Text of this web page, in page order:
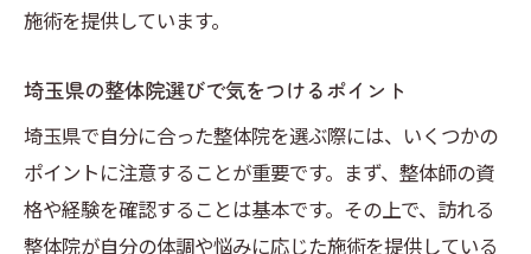
整体を定期的に受けることの重要性
整体を続けることで得られる長期的効果
整体と食生活の見直しのすすめ
日常のエクササイズに整体の知識を取り入
れる
施術を提供しています。
埼玉県の整体院選びで気をつけるポイント
埼玉県で自分に合った整体院を選ぶ際には、いくつかの
ポイントに注意することが重要です。まず、整体師の資
格や経験を確認することは基本です。その上で、訪れる
整体院が自分の体調や悩みに応じた施術を提供している